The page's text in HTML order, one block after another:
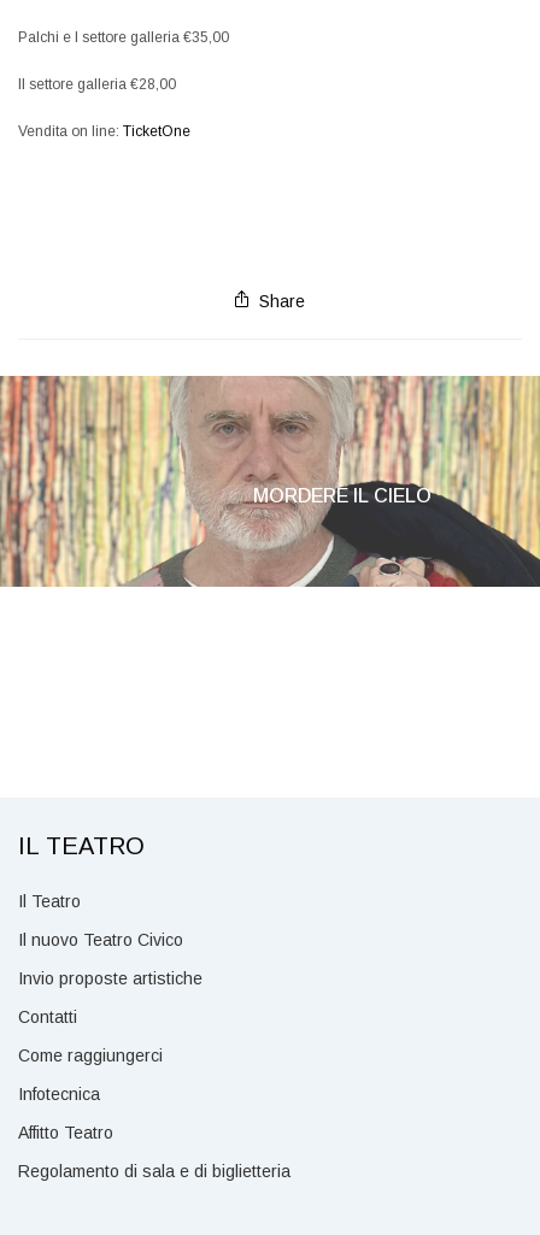
Palchi e I settore galleria €35,00
II settore galleria €28,00
Vendita on line:TicketOne
Share
MORDERE IL CIELO
IL TEATRO
Il Teatro
Il nuovo Teatro Civico
Invio proposte artistiche
Contatti
Come raggiungerci
Infotecnica
Affitto Teatro
Regolamento di sala e di biglietteria